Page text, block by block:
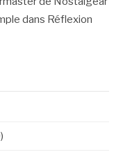
dans Réflexion